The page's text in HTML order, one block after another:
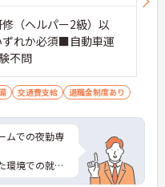
（ヘルパー2級）以
れか必須■自動車運
不問
交通費支給 退職金制度あり
ムでの夜勤専
環境での就業